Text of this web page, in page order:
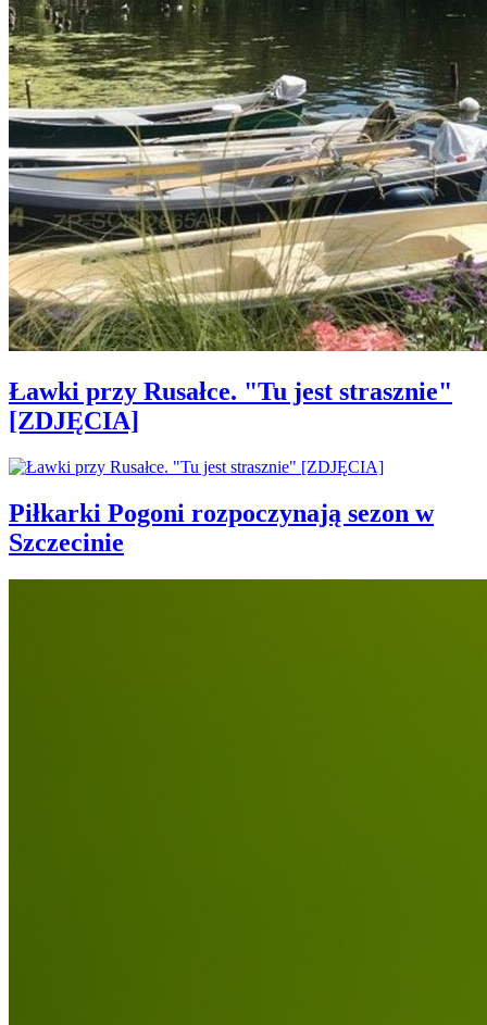
Ławki przy Rusałce. "Tu jest strasznie"
[ZDJĘCIA]
Piłkarki Pogoni rozpoczynają sezon w
Szczecinie